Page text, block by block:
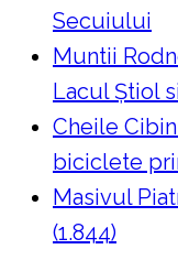
Secuiului
Muntii
Lacul Ştiol
Cheile
biciclete
Masivul
(1.844)